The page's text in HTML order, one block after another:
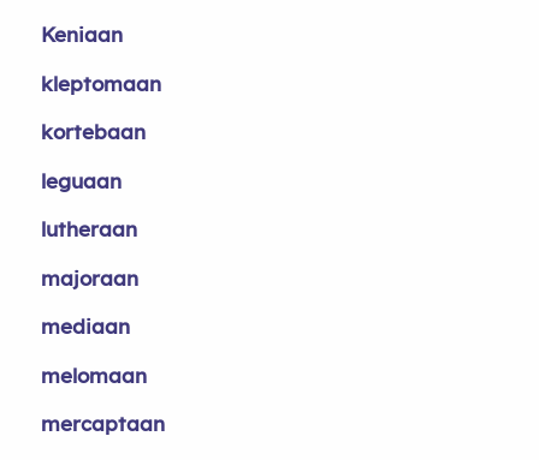
Keniaan
kleptomaan
kortebaan
leguaan
lutheraan
majoraan
mediaan
melomaan
mercaptaan